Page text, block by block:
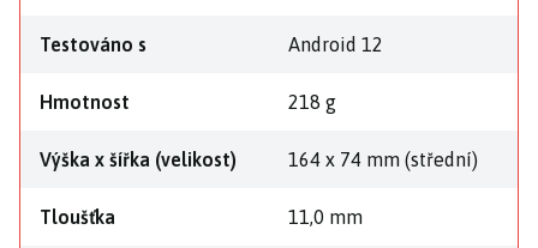
Testováno s Android 12
Hmotnost 218 g
Výška x šířka (velikost) 164 x 74 mm (střední)
Tloušťka 11,0 mm